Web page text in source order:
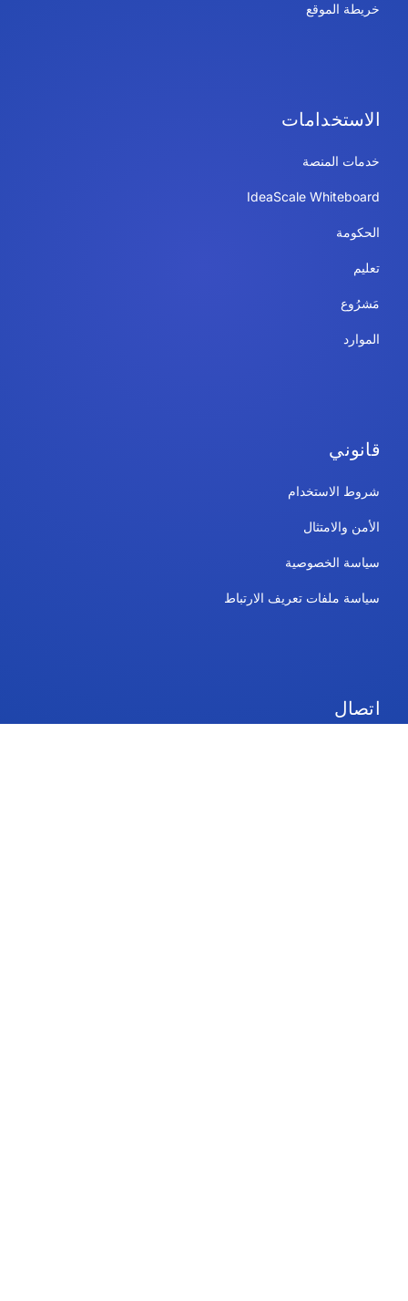
خريطة الموقع
الاستخدامات
خدمات المنصة
IdeaScale Whiteboard
الحكومة
تعليم
مَشرُوع
الموارد
قانوني
شروط الاستخدام
الأمن والامتثال
سياسة الخصوصية
سياسة ملفات تعريف الارتباط
اتصال